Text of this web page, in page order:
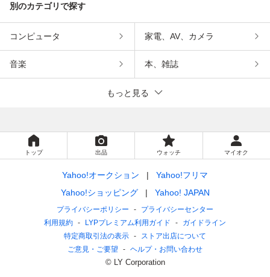
別のカテゴリで探す
コンピュータ 家電、AV、カメラ
音楽 本、雑誌
もっと見る
トップ 出品 ウォッチ マイオク
Yahoo!オークション
Yahoo!フリマ
Yahoo!ショッピング
Yahoo! JAPAN
プライバシーポリシー
プライバシーセンター
利用規約
LYPプレミアム利用ガイド
ガイドライン
特定商取引法の表示
ストア出店について
ご意見・ご要望
ヘルプ・お問い合わせ
© LY Corporation